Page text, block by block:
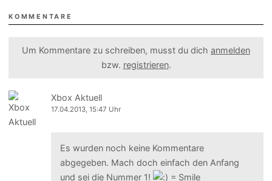
KOMMENTARE
Um Kommentare zu schreiben, musst du dich anmelden
bzw. registrieren.
Xbox Aktuell
17.04.2013, 15:47 Uhr
Es wurden noch keine Kommentare
abgegeben. Mach doch einfach den Anfang
und sei die Nummer 1!